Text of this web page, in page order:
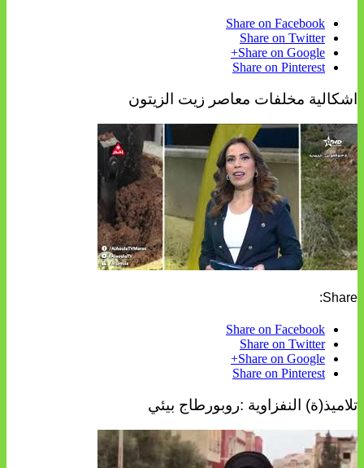
Share on Facebook
Share on Twitter
Share on Google+
Share on Pinterest
اشكالية مخلفات معاصر زيت الزيتون
Share:
Share on Facebook
Share on Twitter
Share on Google+
Share on Pinterest
تلاميذ(ة) النفزاوية :روبورطاج بيئي